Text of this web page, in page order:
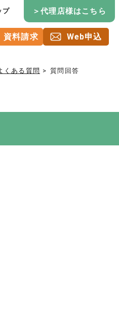
プ ＞代理店様はこちら
資料請求 Web申込
くある質問 質問回答